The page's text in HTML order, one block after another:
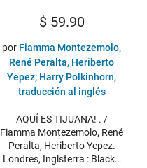
$59.90
por Fiamma Montezemolo,
René Peralta, Heriberto
Yepez; Harry Polkinhorn,
traducción al inglés
AQUÍ ES TIJUANA! . /
Fiamma Montezemolo, René
Peralta, Heriberto Yepez.
Londres, Inglsterra : Black…